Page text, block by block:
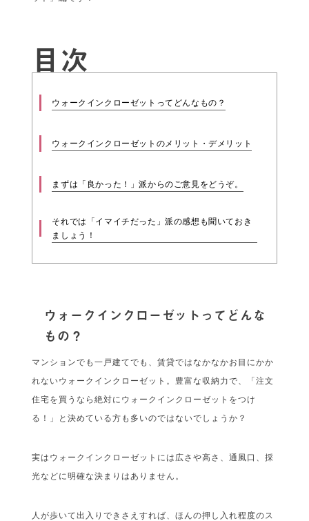
目次
ウォークインクローゼットってどんなもの？
ウォークインクローゼットのメリット・デメリット
まずは「良かった！」派からのご意見をどうぞ。
それでは「イマイチだった」派の感想も聞いておき
ましょう！
ウォークインクローゼットってどんな
もの？
マンションでも一戸建てでも、賃貸ではなかなかお目にかか
れないウォークインクローゼット。豊富な収納力で、「注文
住宅を買うなら絶対にウォークインクローゼットをつけ
る！」と決めている方も多いのではないでしょうか？
実はウォークインクローゼットには広さや高さ、通風口、採
光などに明確な決まりはありません。
人が歩いて出入りできさえすれば、ほんの押し入れ程度のス